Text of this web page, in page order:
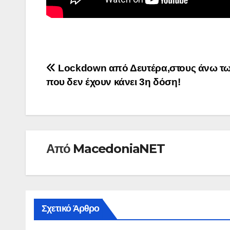
Πλοήγηση
άρθρων
Lockdown από Δευτέρα,στους άνω
που δεν έχουν κάνει 3η δόση!
Από MacedoniaNET
Σχετικό Άρθρο